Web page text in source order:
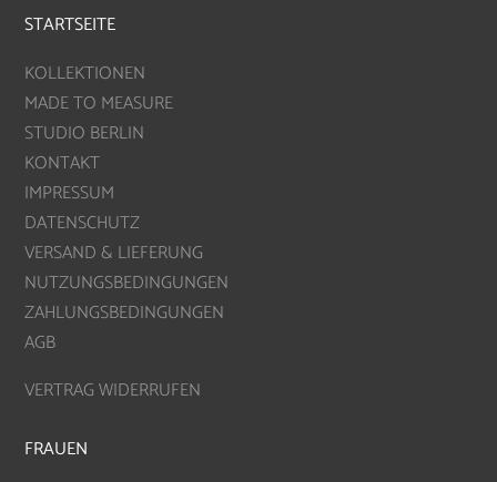
STARTSEITE
KOLLEKTIONEN
MADE TO MEASURE
STUDIO BERLIN
KONTAKT
IMPRESSUM
DATENSCHUTZ
VERSAND & LIEFERUNG
NUTZUNGSBEDINGUNGEN
ZAHLUNGSBEDINGUNGEN
AGB
VERTRAG WIDERRUFEN
FRAUEN